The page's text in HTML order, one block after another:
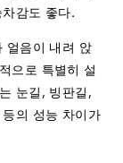
감도 좋다.
얼음이 내려 앉
으로 특별히 설
눈길, 빙판길,
의 성능 차이가